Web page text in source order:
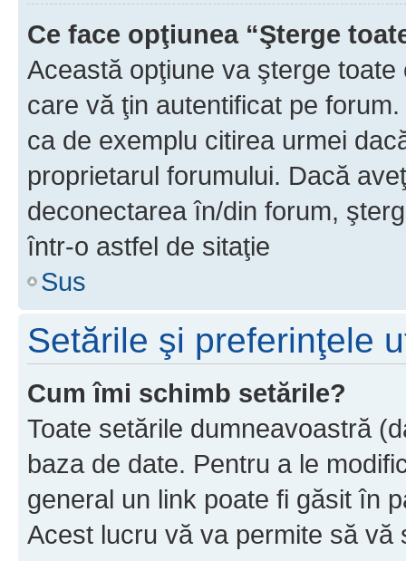
Ce face opţiunea “Şterge
Această opţiune va şterge
care vă ţin autentificat pe
ca de exemplu citirea urmei
proprietarul forumului. Dacă
deconectarea în/din forum,
într-o astfel de sitaţie
Sus
Setările şi preferinţele
Cum îmi schimb setările?
Toate setările dumneavoastră
baza de date. Pentru a le
general un link poate fi găsit în
Acest lucru vă va permite să vă